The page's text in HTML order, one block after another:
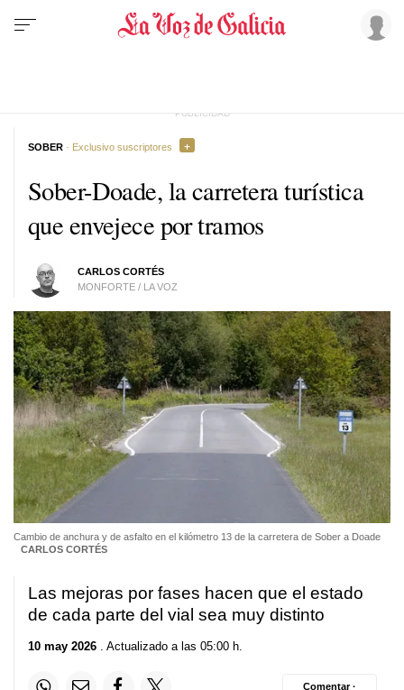
Sober-Doade, la carretera turística
que envejece por tramos
CARLOS CORTÉS
MONFORTE / LA VOZ
SOBER · Exclusivo suscriptores
Cambio de anchura y de asfalto en el kilómetro 13 de la carretera de Sober a Doade
CARLOS CORTÉS
Las mejoras por fases hacen que el estado
de cada parte del vial sea muy distinto
10 may 2026 . Actualizado a las 05:00 h.
Comentar ·